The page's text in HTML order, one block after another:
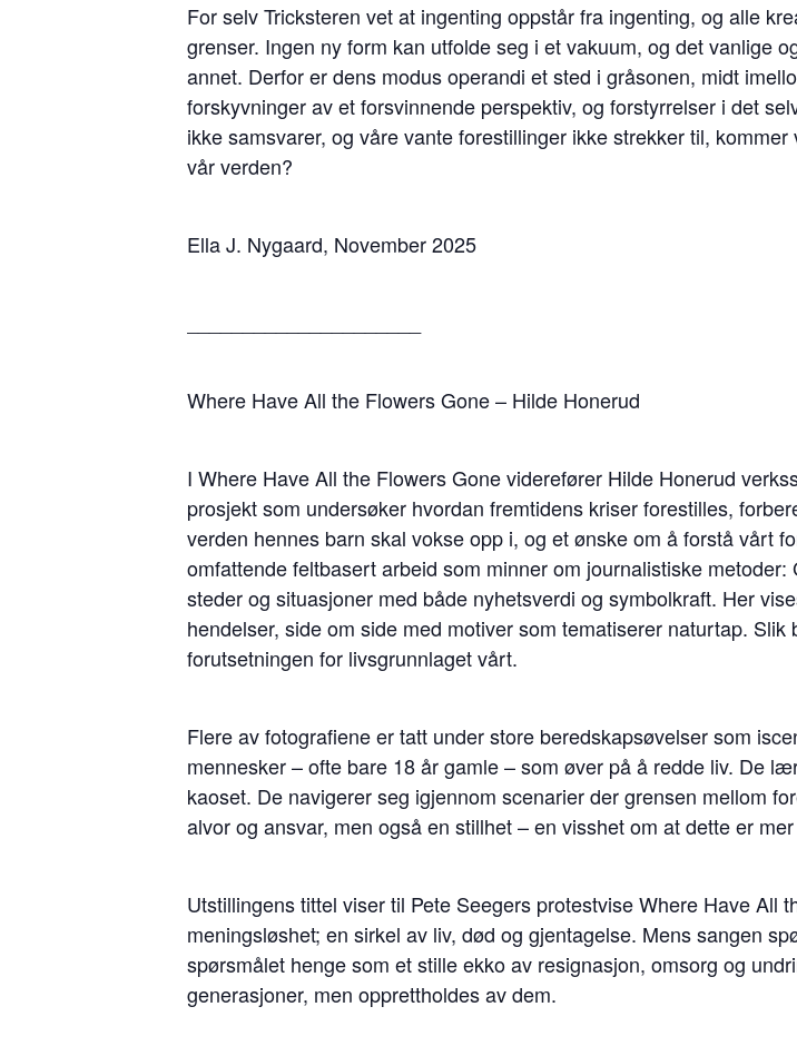
For selv Tricksteren vet at ingenting oppstår fra ingenting, og alle
grenser. Ingen ny form kan utfolde seg i et vakuum, og det vanlige
annet. Derfor er dens modus operandi et sted i gråsonen, midt
forskyvninger av et forsvinnende perspektiv, og forstyrrelser i det
ikke samsvarer, og våre vante forestillinger ikke strekker til,
vår verden?
Ella J. Nygaard, November 2025
Where Have All the Flowers Gone – Hilde Honerud
I Where Have All the Flowers Gone viderefører Hilde Honerud
prosjekt som undersøker hvordan fremtidens kriser forestilles,
verden hennes barn skal vokse opp i, og et ønske om å forstå vårt
omfattende feltbasert arbeid som minner om journalistiske
steder og situasjoner med både nyhetsverdi og symbolkraft. Her
hendelser, side om side med motiver som tematiserer naturtap.
forutsetningen for livsgrunnlaget vårt.
Flere av fotografiene er tatt under store beredskapsøvelser som
mennesker – ofte bare 18 år gamle – som øver på å redde liv. De
kaoset. De navigerer seg igjennom scenarier der grensen mellom
alvor og ansvar, men også en stillhet – en visshet om at dette er
Utstillingens tittel viser til Pete Seegers protestvise Where Have All
meningsløshet; en sirkel av liv, død og gjentagelse. Mens sangen
spørsmålet henge som et stille ekko av resignasjon, omsorg og
generasjoner, men opprettholdes av dem.